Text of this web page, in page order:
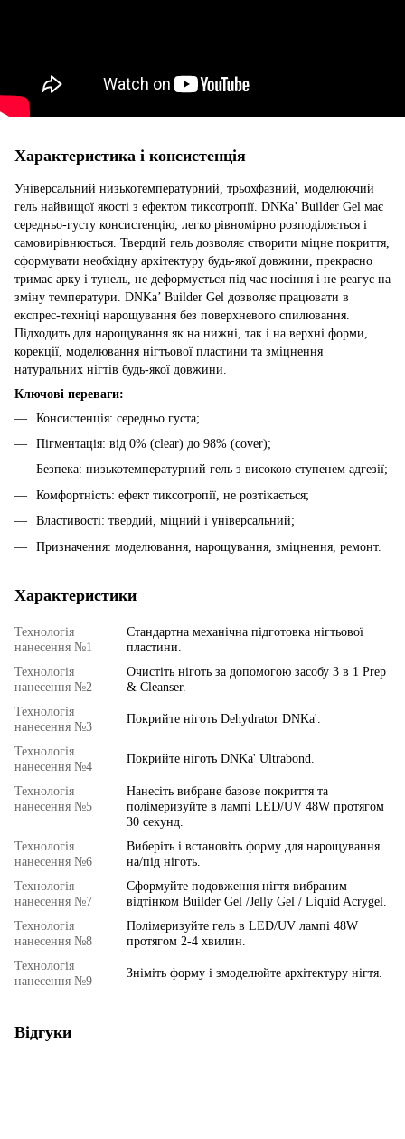
Характеристика і консистенція
Універсальний низькотемпературний, трьохфазний, моделюючий
гель найвищої якості з ефектом тиксотропії. DNKa’ Builder Gel має
середньо-густу консистенцію, легко рівномірно розподіляється і
самовирівнюється. Твердий гель дозволяє створити міцне покриття,
сформувати необхідну архітектуру будь-якої довжини, прекрасно
тримає арку і тунель, не деформується під час носіння і не реагує на
зміну температури. DNKa’ Builder Gel дозволяє працювати в
експрес-техніці нарощування без поверхневого спилювання.
Підходить для нарощування як на нижні, так і на верхні форми,
корекції, моделювання нігтьової пластини та зміцнення
натуральних нігтів будь-якої довжини.
Ключові переваги:
Консистенція: середньо густа;
Пігментація: від 0% (clear) до 98% (cover);
Безпека: низькотемпературний гель з високою ступенем адгезії;
Комфортність: ефект тиксотропії, не розтікається;
Властивості: твердий, міцний і універсальний;
Призначення: моделювання, нарощування, зміцнення, ремонт.
Характеристики
Технологія
нанесення №1
Стандартна механічна підготовка нігтьової
пластини.
Технологія
нанесення №2
Очистіть ніготь за допомогою засобу 3 в 1 Prep
& Cleanser.
Технологія
нанесення №3
Покрийте ніготь Dehydrator DNKa'.
Технологія
нанесення №4
Покрийте ніготь DNKa' Ultrabond.
Технологія
нанесення №5
Нанесіть вибране базове покриття та
полімеризуйте в лампі LED/UV 48W протягом
30 секунд.
Технологія
нанесення №6
Виберіть і встановіть форму для нарощування
на/під ніготь.
Технологія
нанесення №7
Cформуйте подовження нігтя вибраним
відтінком Builder Gel /Jelly Gel / Liquid Acrygel.
Технологія
нанесення №8
Полімеризуйте гель в LED/UV лампі 48W
протягом 2-4 хвилин.
Технологія
нанесення №9
Зніміть форму і змоделюйте архітектуру нігтя.
Відгуки